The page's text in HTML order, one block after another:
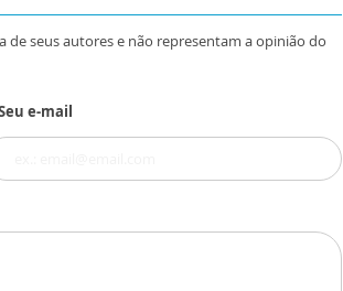
de seus autores e não representam a opinião do
e-mail